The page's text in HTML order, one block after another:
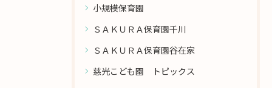
小規模保育園
ＳＡＫＵＲＡ保育園千川
ＳＡＫＵＲＡ保育園谷在家
慈光こども園 トピックス